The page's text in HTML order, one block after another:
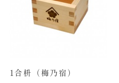
1合枡（梅乃宿）